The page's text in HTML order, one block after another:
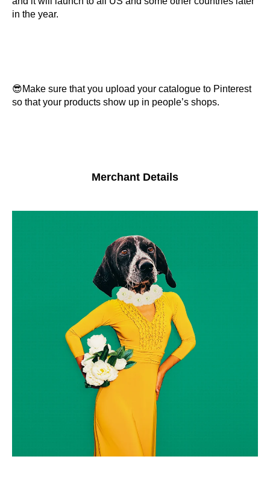
in the year.
😎Make sure that you upload your catalogue to Pinterest
so that your products show up in people’s shops.
Merchant Details